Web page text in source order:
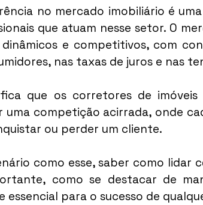
no mercado imobiliário é
que atuam nesse setor. O
e competitivos, com
nas taxas de juros e nas
que os corretores de
uma competição acirrada, onde
ou perder um cliente.
como esse, saber como lidar
como se destacar de
essencial para o sucesso de